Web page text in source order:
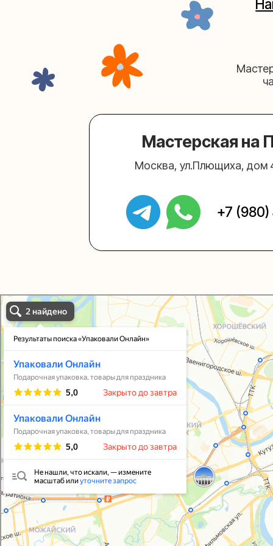
Москва, ул.Плющиха, дом 42
Мастерская на
+7 (980)
Упаковали Онлайн в Москве
Москва
© 2021-2025, ООО "УПАКОВАЛИ ОНЛАЙН"
Упаковать подарок
В личный кабинет